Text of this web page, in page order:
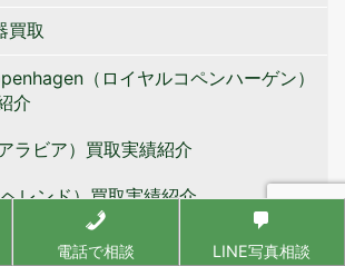
買取
（ロイヤルコペンハーゲン）
介
ラビア）買取実績紹介
レンド）買取実績紹介
ヤドロ）買取実績紹介
電話で相談 LINE写真相談